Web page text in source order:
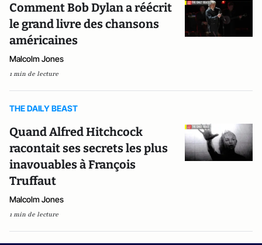
Comment Bob Dylan a réécrit
le grand livre des chansons
américaines
Malcolm Jones
1 min de lecture
THE DAILY BEAST
Quand Alfred Hitchcock
racontait ses secrets les plus
inavouables à François
Truffaut
Malcolm Jones
1 min de lecture